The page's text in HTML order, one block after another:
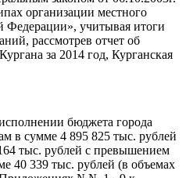
организации местного
Федерации», учитывая итоги
рассмотрев отчет об
за 2014 год, Курганская
бюджета города
в сумме 4 895 825 тыс. рублей
тыс. рублей с превышением
40 339 тыс. рублей (в объемах